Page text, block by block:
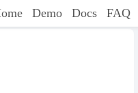
Demo Docs FAQ